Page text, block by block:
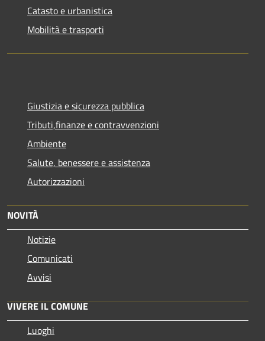
Catasto e urbanistica
Mobilità e trasporti
Giustizia e sicurezza pubblica
Tributi,finanze e contravvenzioni
Ambiente
Salute, benessere e assistenza
Autorizzazioni
NOVITÀ
Notizie
Comunicati
Avvisi
VIVERE IL COMUNE
Luoghi